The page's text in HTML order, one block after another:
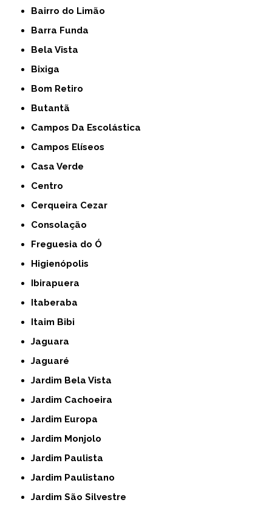
Bairro do Limão
Barra Funda
Bela Vista
Bixiga
Bom Retiro
Butantã
Campos Da Escolástica
Campos Elíseos
Casa Verde
Centro
Cerqueira Cezar
Consolação
Freguesia do Ó
Higienópolis
Ibirapuera
Itaberaba
Itaim Bibi
Jaguara
Jaguaré
Jardim Bela Vista
Jardim Cachoeira
Jardim Europa
Jardim Monjolo
Jardim Paulista
Jardim Paulistano
Jardim São Silvestre